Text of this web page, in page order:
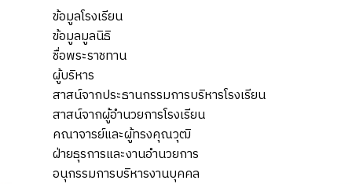
ข้อมูลโรงเรียน
ข้อมูลมูลนิธิ
ชื่อพระราชทาน
ผู้บริหาร
สาสน์จากประธานกรรมการบริหารโรงเรียน
สาสน์จากผู้อำนวยการโรงเรียน
คณาจารย์และผู้ทรงคุณวุฒิ
ฝ่ายธุรการและงานอำนวยการ
อนุกรรมการบริหารงานบุคคล